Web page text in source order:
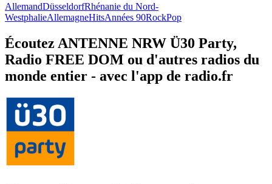
AllemandDüsseldorfRhénanie du Nord-
WestphalieAllemagneHitsAnnées 90RockPop
Écoutez ANTENNE NRW Ü30 Party,
Radio FREE DOM ou d'autres radios du
monde entier - avec l'app de radio.fr